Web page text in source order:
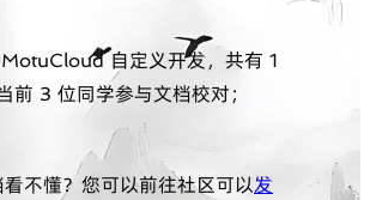
自定义开发，共有 1
前 3 位同学参与文档校对；
看不懂？您可以前往社区可以发